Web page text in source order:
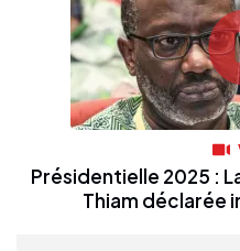
Présidentielle 2025 :
Thiam déclarée